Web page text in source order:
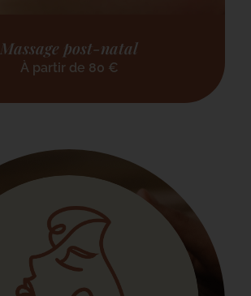
Massage post-natal
À partir de 80 €